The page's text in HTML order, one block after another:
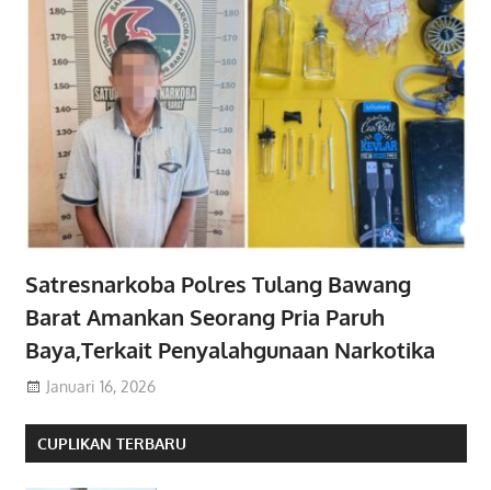
Satresnarkoba Polres Tulang Bawang
Barat Amankan Seorang Pria Paruh
Baya,Terkait Penyalahgunaan Narkotika
Januari 16, 2026
CUPLIKAN TERBARU